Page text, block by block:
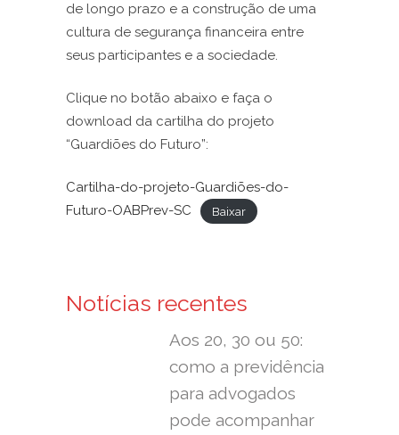
de longo prazo e a construção de uma
cultura de segurança financeira entre
seus participantes e a sociedade.
Clique no botão abaixo e faça o
download da cartilha do projeto
“Guardiões do Futuro”:
Cartilha-do-projeto-Guardiões-do-
Futuro-OABPrev-SC
Baixar
Notícias recentes
Aos 20, 30 ou 50:
como a previdência
para advogados
pode acompanhar